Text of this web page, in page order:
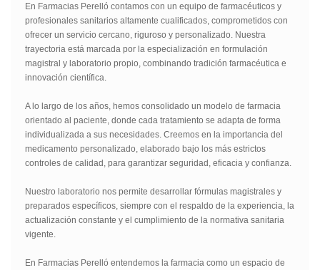
En Farmacias Perelló contamos con un equipo de farmacéuticos y
profesionales sanitarios altamente cualificados, comprometidos con
ofrecer un servicio cercano, riguroso y personalizado. Nuestra
trayectoria está marcada por la especialización en formulación
magistral y laboratorio propio, combinando tradición farmacéutica e
innovación científica.
A lo largo de los años, hemos consolidado un modelo de farmacia
orientado al paciente, donde cada tratamiento se adapta de forma
individualizada a sus necesidades. Creemos en la importancia del
medicamento personalizado, elaborado bajo los más estrictos
controles de calidad, para garantizar seguridad, eficacia y confianza.
Nuestro laboratorio nos permite desarrollar fórmulas magistrales y
preparados específicos, siempre con el respaldo de la experiencia, la
actualización constante y el cumplimiento de la normativa sanitaria
vigente.
En Farmacias Perelló entendemos la farmacia como un espacio de